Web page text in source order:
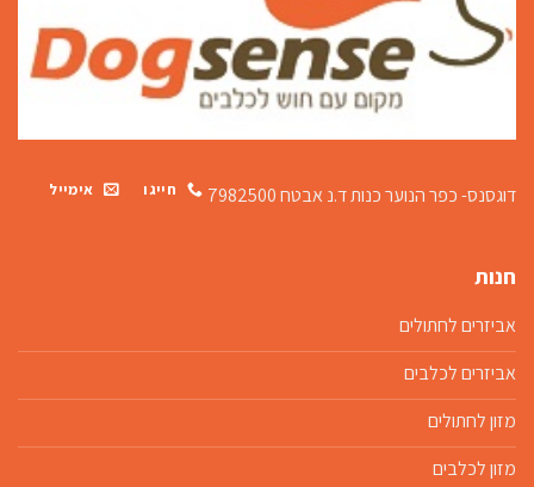
דוגסנס- כפר הנוער כנותד.נ אבטח 7982500 חייגו אימייל
חנות
אביזרים לחתולים
אביזרים לכלבים
מזון לחתולים
מזון לכלבים